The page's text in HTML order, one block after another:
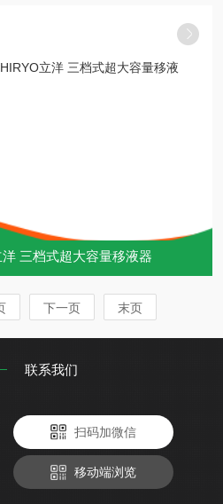
三档式超大容量移液器
下一页 末页
联系我们
扫码加微信
移动端浏览